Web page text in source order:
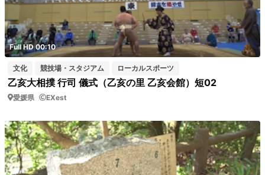
Full HD 00:10
文化 競技場・スタジアム ローカルスポーツ
乙亥大相撲 行司 儀式（乙亥の里 乙亥会館）短02
愛媛県 EXest